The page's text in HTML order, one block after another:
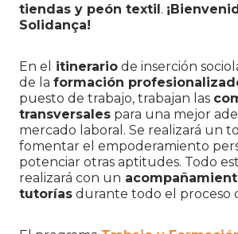
tiendas y peón textil.
Solidança!
En el itinerario de inserción
de la formación
puesto de trabajo, trabajan las
transversales para una mejor
mercado laboral. Se realizará un
fomentar el empoderamiento
potenciar otras aptitudes. Todo
realizará con un
tutorías durante todo el proceso